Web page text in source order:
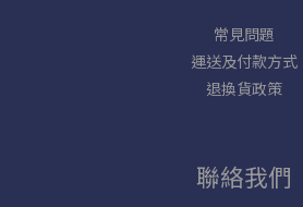
常見問題
運送及付款方式
退換貨政策
聯絡我們